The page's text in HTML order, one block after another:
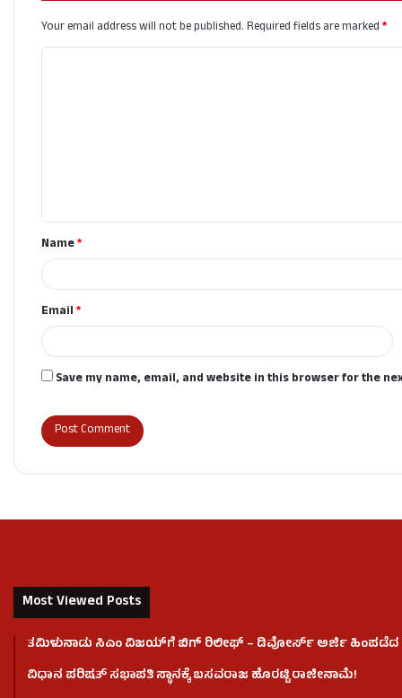
Your email address will not be published.Required fields are marked*
t
*Name*
Email*
Save my name, email, and website in this browser for the
Most Viewed Posts
ತಮಿಳುನಾಡು ಸಿಎಂ ವಿಜಯ್‌ಗೆ ಬಿಗ್ ರಿಲೀಫ್ – ಡಿವೋರ್ಸ್ ಅರ್ಜಿ ಹಿಂಪಡೆದ
ವಿಧಾನ ಪರಿಷತ್ ಸಭಾಪತಿ ಸ್ಥಾನಕ್ಕೆ ಬಸವರಾಜ ಹೊರಟ್ಟಿ ರಾಜೀನಾಮೆ!